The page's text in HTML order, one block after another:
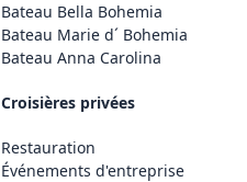
Bateau Bella Bohemia
Bateau Marie d´ Bohemia
Bateau Anna Carolina
Croisières privées
Restauration
Événements d'entreprise